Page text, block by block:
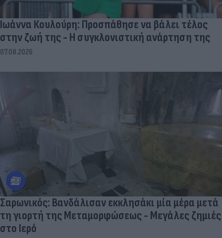
Ιωάννα Κουλούρη: Προσπάθησε να βάλει τέλος
στην ζωή της - Η συγκλονιστική ανάρτηση της
07.08.2026
Σαρωνικός: Βανδάλισαν εκκλησάκι μία μέρα μετά
τη γιορτή της Μεταμορφώσεως - Μεγάλες ζημιές
στο Ιερό